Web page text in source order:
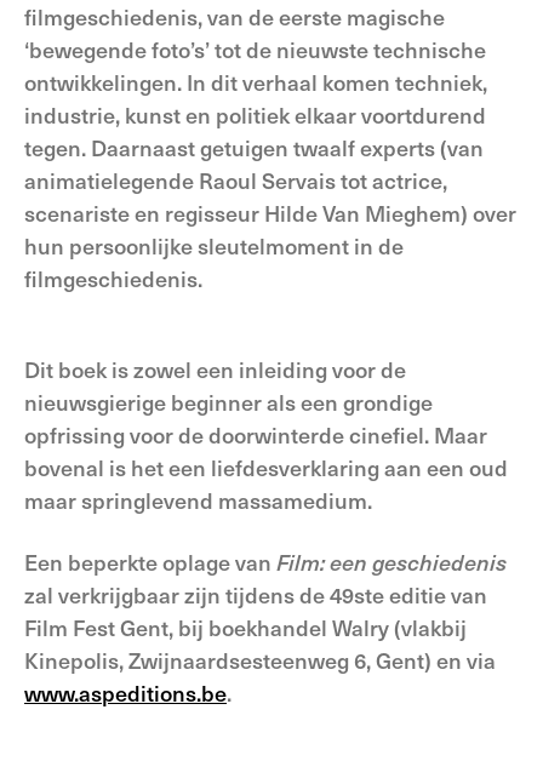
filmgeschiedenis, van de eerste magische
‘bewegende foto’s’ tot de nieuwste technische
ontwikkelingen. In dit verhaal komen techniek,
industrie, kunst en politiek elkaar voortdurend
tegen. Daarnaast getuigen twaalf experts (van
animatielegende Raoul Servais tot actrice,
scenariste en regisseur Hilde Van Mieghem) over
hun persoonlijke sleutelmoment in de
filmgeschiedenis.
Dit boek is zowel een inleiding voor de
nieuwsgierige beginner als een grondige
opfrissing voor de doorwinterde cinefiel. Maar
bovenal is het een liefdesverklaring aan een oud
maar springlevend massamedium.
Een beperkte oplage van Film: een geschiedenis
zal verkrijgbaar zijn tijdens de 49ste editie van
Film Fest Gent, bij boekhandel Walry (vlakbij
Kinepolis, Zwijnaardsesteenweg 6, Gent) en via
www.aspeditions.be.